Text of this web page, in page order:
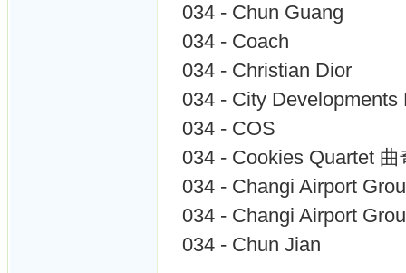
034 - Chun Guang
034 - Coach
034 - Christian Dior
034 - City Developments
034 - COS
034 - Cookies Quartet
034 - Changi Airport
034 - Changi Airport
034 - Chun Jian